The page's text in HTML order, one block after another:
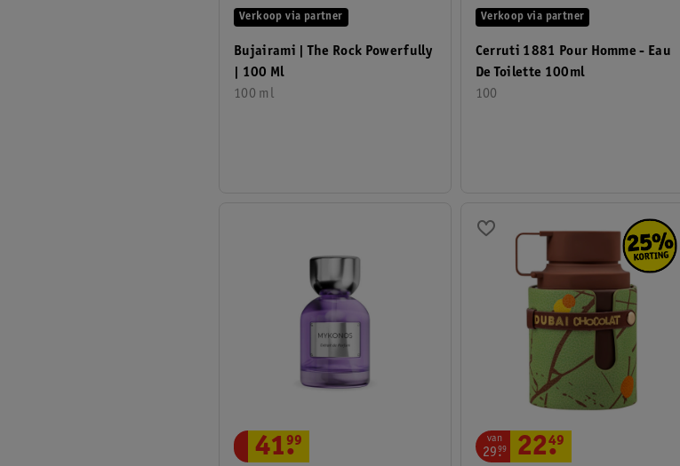
Bujairami | The Rock Powerfully
| 100 Ml
100 ml
Verkoop via partner
Cerruti 1881 Pour Homme - Eau
De Toilette 100ml
100
Verkoop via partner
41.
99 van
29.
99 22.
49